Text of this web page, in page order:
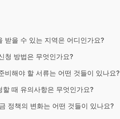
받을 수 있는 지역은 어디인가요?
청 방법은 무엇인가요?
비해야 할 서류는 어떤 것들이 있나요?
할 때 유의사항은 무엇인가요?
정책의 변화는 어떤 것들이 있나요?